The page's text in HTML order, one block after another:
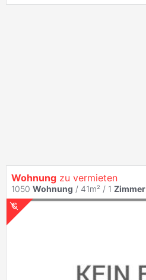
Wohnung zu vermieten
1050 Wohnung / 41m² / 1 Zimmer